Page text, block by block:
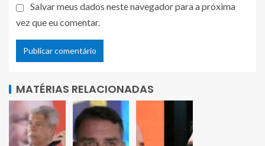
Salvar meus dados neste navegador para a próxima
vez que eu comentar.
MATÉRIAS RELACIONADAS